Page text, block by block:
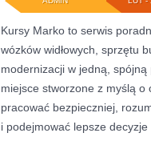
Kursy Marko to serwis
wózków widłowych, sprzętu
modernizacji w jedną, spójną
miejsce stworzone z myślą o
pracować bezpieczniej,
i podejmować lepsze